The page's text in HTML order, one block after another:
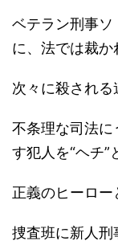
ベテラン刑事
に、法では裁
次々に殺される
不条理な司法
す犯人を“ヘチ”
正義のヒーロー
捜査班に新人